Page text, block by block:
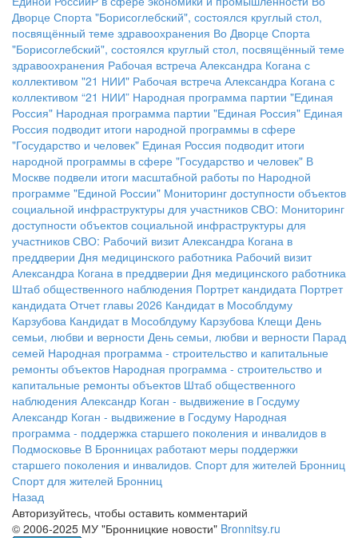
Дворце Спорта "Борисоглебский", состоялся круглый стол,
посвящённый теме здравоохранения Во Дворце Спорта
"Борисоглебский", состоялся круглый стол, посвящённый теме
здравоохранения Рабочая встреча Александра Когана с
коллективом "21 НИИ" Рабочая встреча Александра Когана с
коллективом “21 НИИ” Народная программа партии "Единая
Россия" Народная программа партии "Единая Россия" Единая
Россия подводит итоги народной программы в сфере
"Государство и человек" Единая Россия подводит итоги
народной программы в сфере "Государство и человек" В
Москве подвели итоги масштабной работы по Народной
программе "Единой России" Мониторинг доступности объектов
социальной инфраструктуры для участников СВО: Мониторинг
доступности объектов социальной инфраструктуры для
участников СВО: Рабочий визит Александра Когана в
преддверии Дня медицинского работника Рабочий визит
Александра Когана в преддверии Дня медицинского работника
Штаб общественного наблюдения Портрет кандидата Портрет
кандидата Отчет главы 2026 Кандидат в Мособлдуму
Карзубова Кандидат в Мособлдуму Карзубова Клещи День
семьи, любви и верности День семьи, любви и верности Парад
семей Народная программа - строительство и капитальные
ремонты объектов Народная программа - строительство и
капитальные ремонты объектов Штаб общественного
наблюдения Александр Коган - выдвижение в Госдуму
Александр Коган - выдвижение в Госдуму Народная
программа - поддержка старшего поколения и инвалидов в
Подмосковье В Бронницах работают меры поддержки
старшего поколения и инвалидов. Спорт для жителей Бронниц
Спорт для жителей Бронниц
Назад
Авторизуйтесь, чтобы оставить комментарий
© 2006-2025 МУ "Бронницкие новости" Bronnitsy.ru